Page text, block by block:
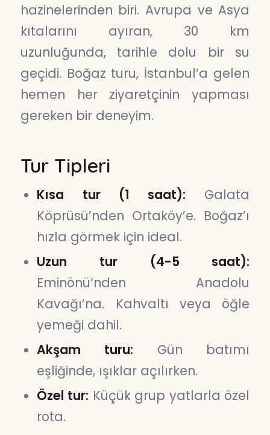
hazinelerinden biri. Avrupa ve Asya
kıtalarını ayıran, 30 km
uzunluğunda, tarihle dolu bir su
geçidi. Boğaz turu, İstanbul’a gelen
hemen her ziyaretçinin yapması
gereken bir deneyim.
Tur Tipleri
Kısa tur (1 saat): Galata
Köprüsü’nden Ortaköy’e. Boğaz’ı
hızla görmek için ideal.
Uzun tur (4-5 saat):
Eminönü’nden Anadolu
Kavağı’na. Kahvaltı veya öğle
yemeği dahil.
Akşam turu: Gün batımı
eşliğinde, ışıklar açılırken.
Özel tur: Küçük grup yatlarla özel
rota.